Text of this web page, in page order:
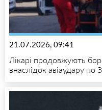
21.07.2026, 09:41
Лікарі продовжують
внаслідок авіаудару